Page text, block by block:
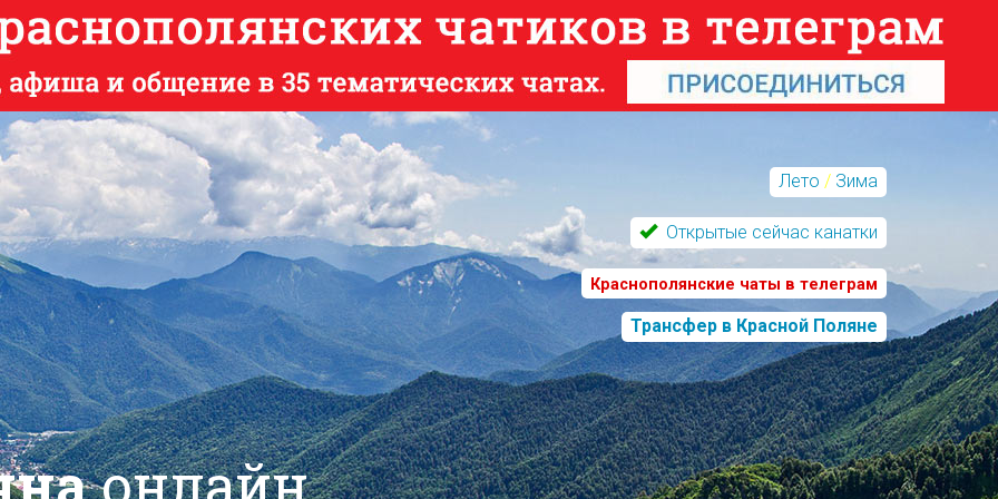
Лето / Зима
Открытые сейчас канатки
Краснополянские чаты в телеграм
Трансфер в Красной Поляне